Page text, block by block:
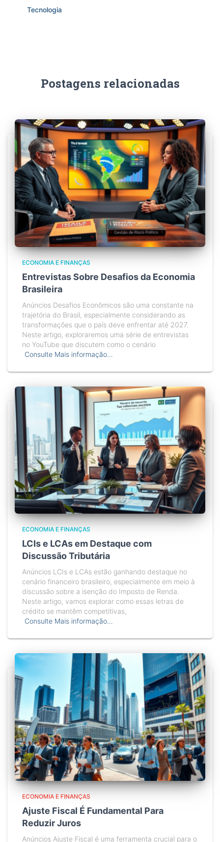
Tecnologia
Postagens relacionadas
ECONOMIA E FINANÇAS
Entrevistas Sobre Desafios da Economia
Brasileira
Anúncios Desafios Econômicos são uma constante na
trajetória do Brasil, especialmente considerando as
transformações que o país deve enfrentar até 2027.
Neste artigo, exploraremos uma série de entrevistas
no YouTube que discutem como o cenário
Consulte Mais informação…
ECONOMIA E FINANÇAS
LCIs e LCAs em Destaque com
Discussão Tributária
Anúncios LCIs e LCAs estão ganhando destaque no
cenário financeiro brasileiro, especialmente em meio à
discussão sobre a isenção do Imposto de Renda.
Neste artigo, vamos explorar como essas letras de
crédito se mantêm competitivas,
Consulte Mais informação…
ECONOMIA E FINANÇAS
Ajuste Fiscal É Fundamental Para
Reduzir Juros
Anúncios Ajuste Fiscal é uma ferramenta crucial para o